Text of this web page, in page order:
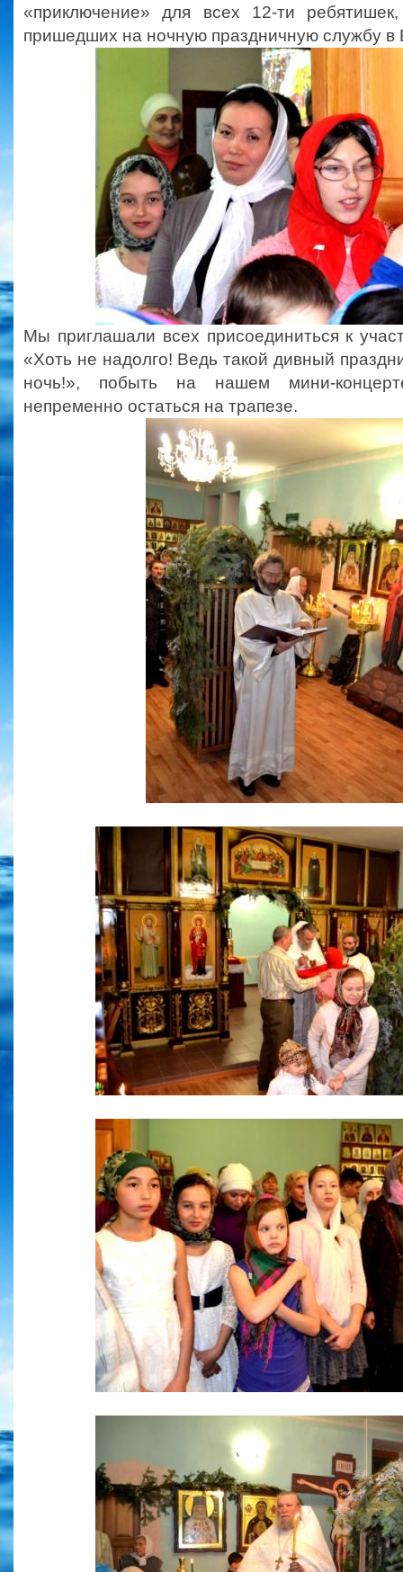
«приключение» для всех 12-ти
пришедших на ночную праздничную службу в
Мы приглашали всех присоединиться к
«Хоть не надолго! Ведь такой дивный
ночь!», побыть на нашем мини-
непременно остаться на трапезе.